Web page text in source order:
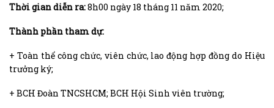
Thời gian diễn ra:8h00 ngày 18 tháng 11 năm 2020;
Thành phần tham dự:
+ Toàn thể công chức, viên chức, lao động hợp đồng do Hiệu
trưởng ký;
+ BCH Đoàn TNCSHCM; BCH Hội Sinh viên trường;